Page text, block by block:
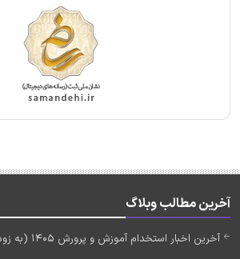
آخرین مطالب وبلاگ
آخرین اخبار استخدام آموزش و پرورش 1405 (به زودی)